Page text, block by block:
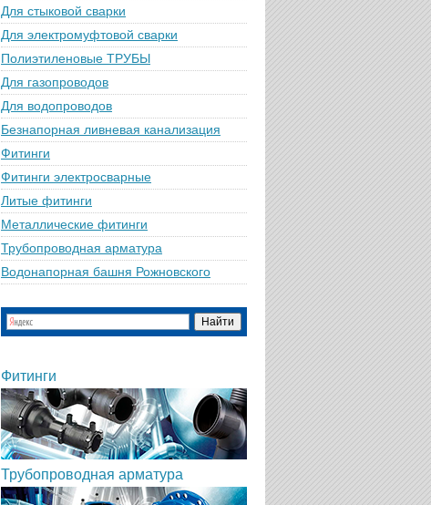
Для стыковой сварки
Для электромуфтовой сварки
Полиэтиленовые ТРУБЫ
Для газопроводов
Для водопроводов
Безнапорная ливневая канализация
Фитинги
Фитинги электросварные
Литые фитинги
Металлические фитинги
Трубопроводная арматура
Водонапорная башня Рожновского
Фитинги
Трубопроводная арматура